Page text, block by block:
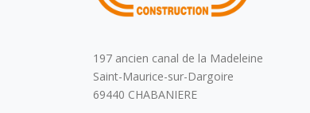
197 ancien canal de la Madeleine
Saint-Maurice-sur-Dargoire
69440 CHABANIERE